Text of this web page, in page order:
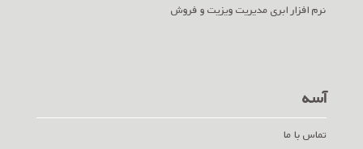
نرم افزار ابری مدیریت ویزیت و فروش
آسه
تماس با ما